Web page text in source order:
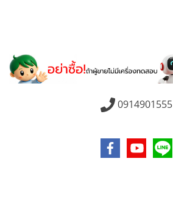
0914901555